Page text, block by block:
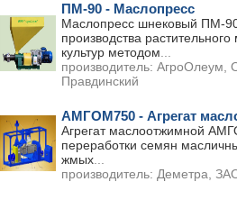
ПМ-90 - Маслопресс
Маслопресс шнековый ПМ-
производства
культур методом
производитель: АгроОлеум,
Правдинский
АМГОМ750 - Агрегат
Агрегат маслоотжимной
переработки семян
жмых
производитель: Деметра,